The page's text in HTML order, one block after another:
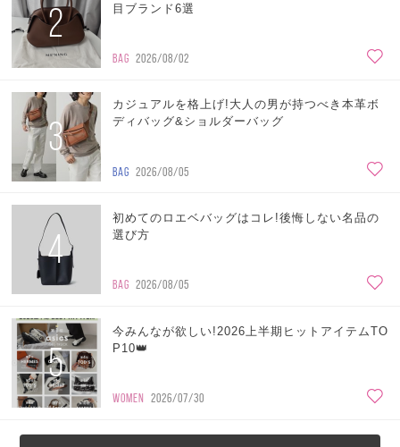
2
目ブランド6選
BAG 2026/08/02
3
カジュアルを格上げ!大人の男が持つべき本革ボ
ディバッグ&ショルダーバッグ
BAG 2026/08/05
4
初めてのロエベバッグはコレ!後悔しない名品の
選び方
BAG 2026/08/05
5
今みんなが欲しい!2026上半期ヒットアイテムTO
P10👑
WOMEN 2026/07/30